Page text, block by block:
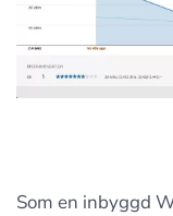
Som en inbyggd